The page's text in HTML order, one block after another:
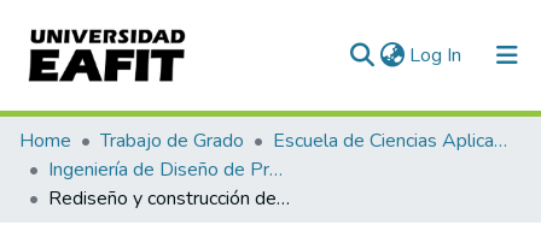
Log In (current)
Communities & Collections
All of DSpace
Home Trabajo de Grado
Escuela de Ciencias Aplicadas e Ingeniería
Ingeniería de Diseño de Producto (trabajo de grado)
Rediseño y construcción de la carrocería de un vehículo deportivo, utilizando técnicas de ingeniería inversa y desarrollo de productos